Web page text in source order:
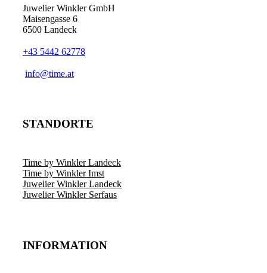
Juwelier Winkler GmbH
Maisengasse 6
6500 Landeck
+43 5442 62778
info@time.at
STANDORTE
Time by Winkler Landeck
Time by Winkler Imst
Juwelier Winkler Landeck
Juwelier Winkler Serfaus
INFORMATION